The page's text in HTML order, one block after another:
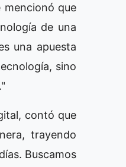
mencionó que
de una
una apuesta
sino
contó que
trayendo
Buscamos